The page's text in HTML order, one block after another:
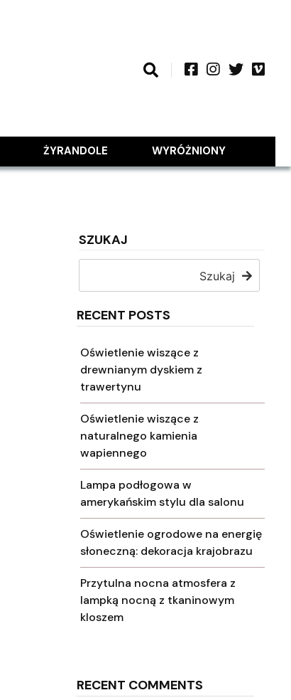
ŻYRANDOLE WYRÓŻNIONY
SZUKAJ
Szukaj
RECENT POSTS
Oświetlenie wiszące z
drewnianym dyskiem z
trawertynu
Oświetlenie wiszące z
naturalnego kamienia
wapiennego
Lampa podłogowa w
amerykańskim stylu dla salonu
Oświetlenie ogrodowe na energię
słoneczną: dekoracja krajobrazu
Przytulna nocna atmosfera z
lampką nocną z tkaninowym
kloszem
RECENT COMMENTS